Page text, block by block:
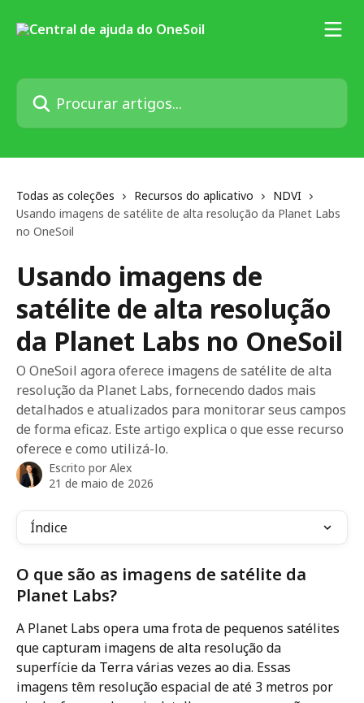
Procurar artigos...
Todas as coleções Recursos do aplicativo
NDVI
Usando imagens de satélite de alta resolução da Planet Labs
no OneSoil
Usando imagens de
satélite de alta resolução
da Planet Labs no OneSoil
O OneSoil agora oferece imagens de satélite de alta
resolução da Planet Labs, fornecendo dados mais
detalhados e atualizados para monitorar seus campos
de forma eficaz. Este artigo explica o que esse recurso
oferece e como utilizá-lo.
Escrito por Alex
21 de maio de 2026
Índice
O que são as imagens de satélite da
Planet Labs?
A Planet Labs opera uma frota de pequenos satélites
que capturam imagens de alta resolução da
superfície da Terra várias vezes ao dia. Essas
imagens têm resolução espacial de até 3 metros por